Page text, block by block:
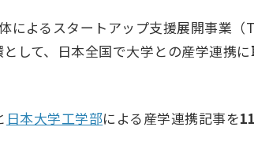
よるスタートアップ支援展開事業（
して、日本全国で大学との産学連携
日本大学工学部による産学連携記事を